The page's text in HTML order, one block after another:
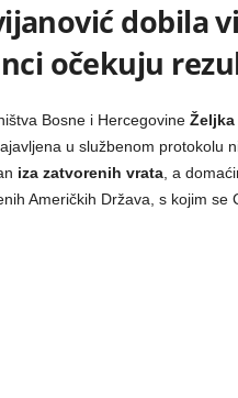
dobila
očekuju
Bosne i Hercegovine
u službenom protokolu
iza zatvorenih vrata, a
Američkih Država, s kojim se